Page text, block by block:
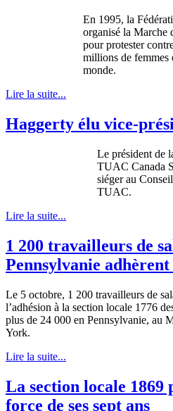
En 1995, la
organisé la Marche
pour protester
millions de femmes
monde.
Lire la suite...
Haggerty élu vice-
Le président de
TUAC Canada
siéger au
TUAC.
Lire la suite...
1 200 travailleurs de
Pennsylvanie
Le 5 octobre, 1 200 travailleurs de
l’adhésion à la section locale 1776
plus de 24 000 en Pennsylvanie, au
York.
Lire la suite...
La section locale 1869
force de ses sept ans